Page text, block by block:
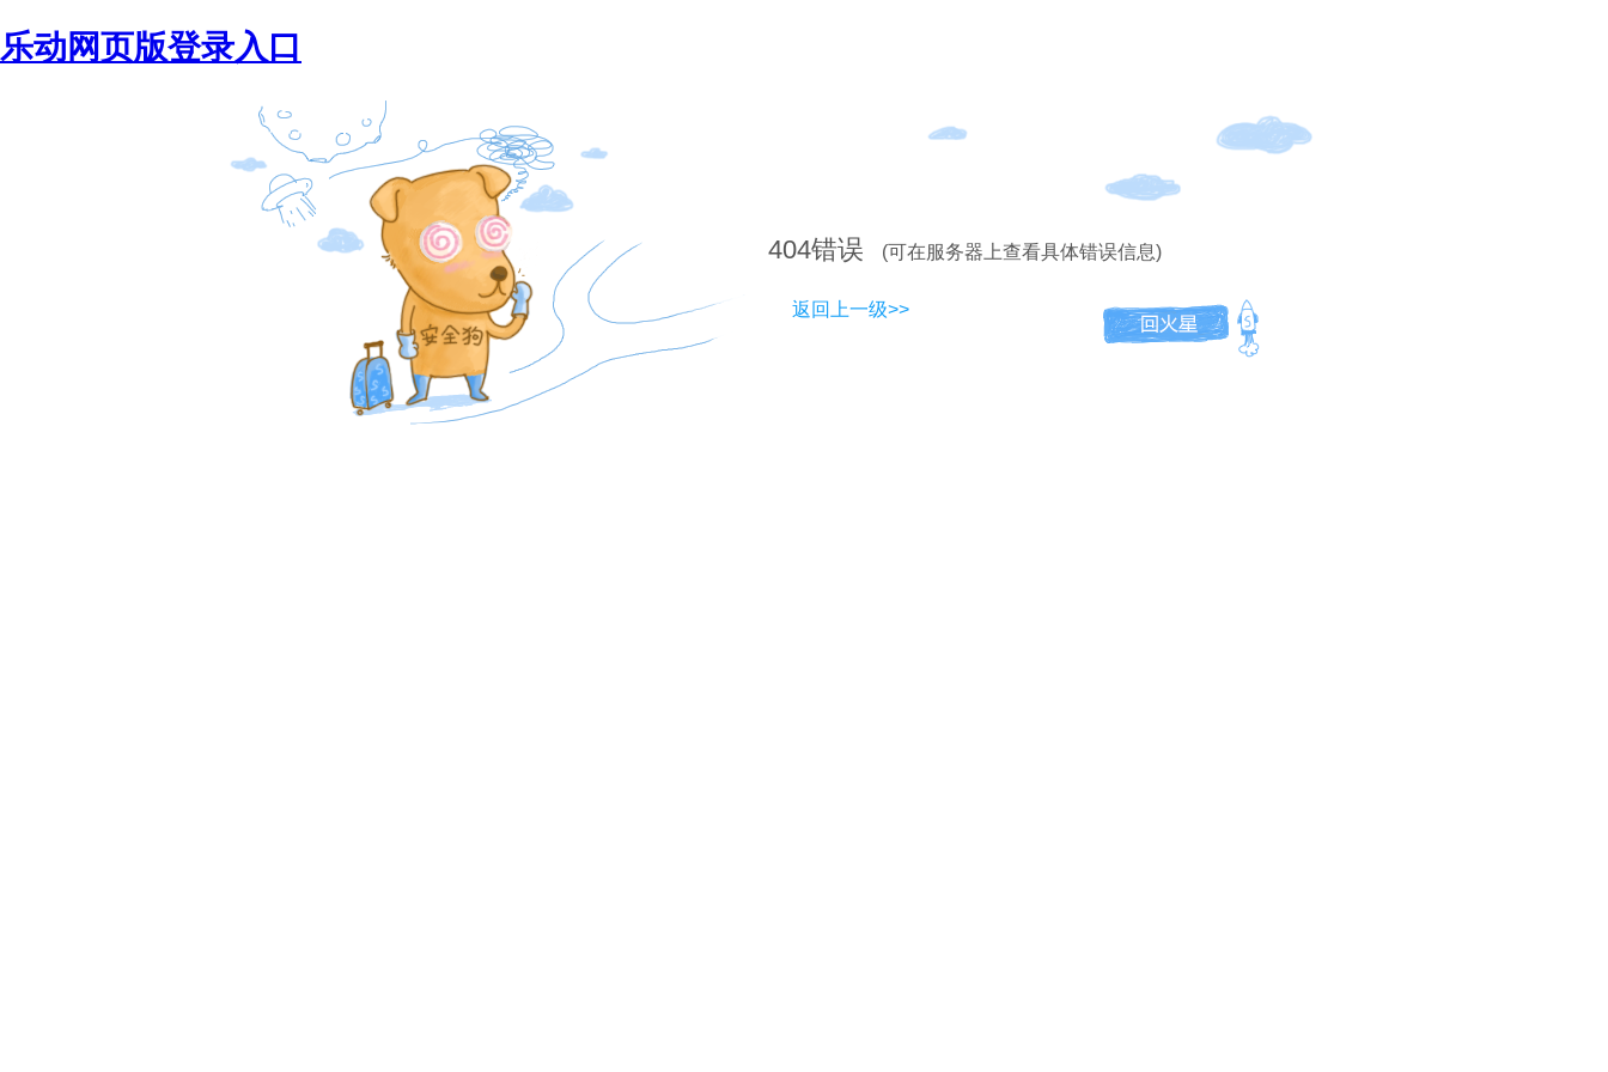
乐动网页版登录入口
404错误 (可在服务器上查看具体错误信息)
返回上一级>>